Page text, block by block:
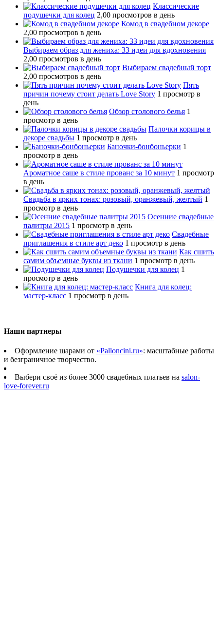
Классические
подушечки для колец 2,00 просмотров в день
Комод в свадебном декоре
2,00 просмотров в день
Выбираем образ для жениха: 33 идеи для вдохновения
2,00 просмотров в день
Выбираем свадебный торт
2,00 просмотров в день
Пять
причин почему стоит делать Love Story 1 просмотр в
день
Обзор столового белья 1
просмотр в день
Палочки корицы в
декоре свадьбы 1 просмотр в день
Баночки-бонбоньерки 1
просмотр в день
Ароматное саше в стиле прованс за 10 минут 1 просмотр
в день
Свадьба в ярких тонах: розовый, оранжевый, желтый 1
просмотр в день
Осенние свадебные
палитры 2015 1 просмотр в день
Свадебные
приглашения в стиле арт деко 1 просмотр в день
Как сшить
самим объемные буквы из ткани 1 просмотр в день
Подушечки для колец 1
просмотр в день
Книга для колец:
мастер-класс 1 просмотр в день
Наши партнеры
Оформление шарами от «Palloncini.ru»: масштабные работы
и безграничное творчество.
Выбери своё из более 3000 свадебных платьев на salon-
love-forever.ru